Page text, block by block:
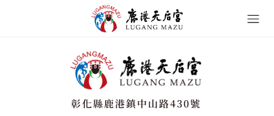
彰化縣鹿港鎮中山路430號